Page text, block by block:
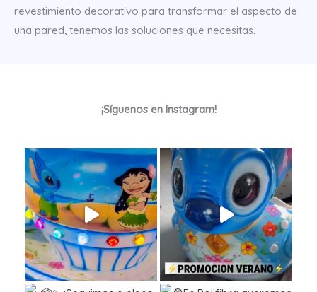
revestimiento decorativo para transformar el aspecto de
una pared, tenemos las soluciones que necesitas.
¡Síguenos en Instagram!